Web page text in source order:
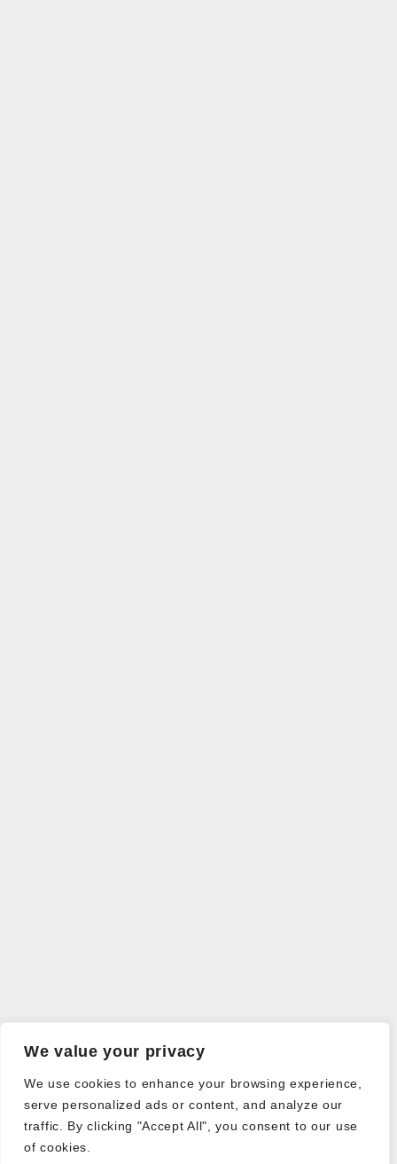
We value your privacy
We use cookies to enhance your browsing experience,
serve personalized ads or content, and analyze our
traffic. By clicking "Accept All", you consent to our use
of cookies.